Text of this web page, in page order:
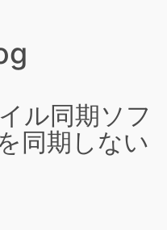
ル同期ソフ
同期しない